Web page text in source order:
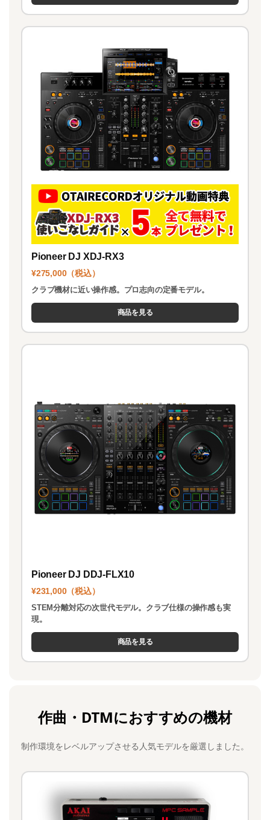
Pioneer DJ XDJ-RX3
¥275,000（税込）
クラブ機材に近い操作感。プロ志向の定番モデル。
商品を見る
Pioneer DJ DDJ-FLX10
¥231,000（税込）
STEM分離対応の次世代モデル。クラブ仕様の操作感も実
現。
商品を見る
作曲・DTMにおすすめの機材
制作環境をレベルアップさせる人気モデルを厳選しました。